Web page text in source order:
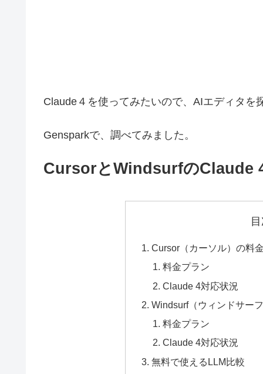
Claude４を使ってみたいので、AIエディタを
Gensparkで、調べてみました。
CursorとWindsurfのClaude
Cursor（カーソル）の料
料金プラン
Claude 4対応状況
Windsurf（ウィンドサー
料金プラン
Claude 4対応状況
無料で使えるLLM比較